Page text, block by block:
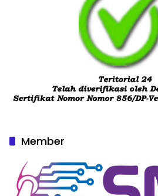
Member